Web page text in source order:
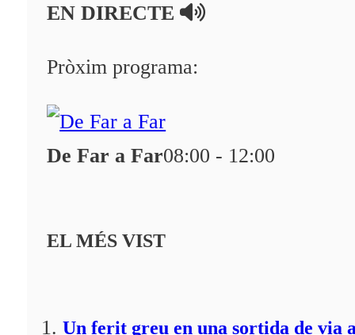
A la Carta
Programació
Fes-te'n soci!
EN DIRECTE
Pròxim programa:
De Far a Far08:00 - 12:00
EL MÉS VIST
Un ferit greu en una sortida de via